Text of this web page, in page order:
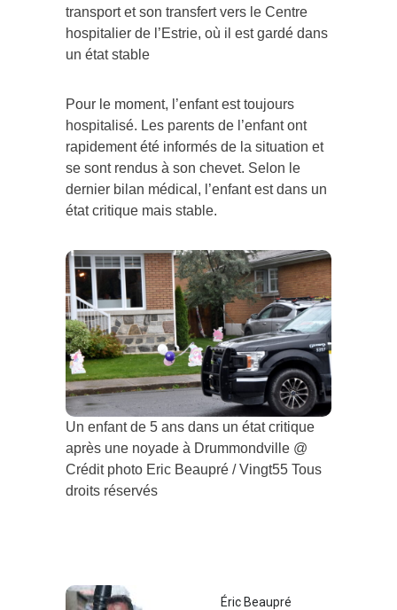
transport et son transfert vers le Centre
hospitalier de l’Estrie, où il est gardé dans
un état stable
Pour le moment, l’enfant est toujours
hospitalisé. Les parents de l’enfant ont
rapidement été informés de la situation et
se sont rendus à son chevet. Selon le
dernier bilan médical, l’enfant est dans un
état critique mais stable.
Un enfant de 5 ans dans un état critique
après une noyade à Drummondville @
Crédit photo Eric Beaupré / Vingt55 Tous
droits réservés
Éric Beaupré